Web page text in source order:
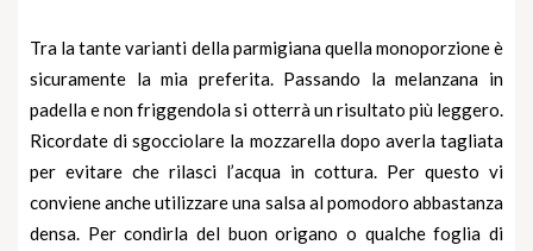
Tra la tante varianti della parmigiana quella monoporzione è
sicuramente la mia preferita. Passando la melanzana in
padella e non friggendola si otterrà un risultato più leggero.
Ricordate di sgocciolare la mozzarelladopo averla tagliata
per evitare che rilasci l’acqua in cottura. Per questo vi
conviene anche utilizzare una salsa al pomodoro abbastanza
densa. Per condirla del buon origano o qualche foglia di